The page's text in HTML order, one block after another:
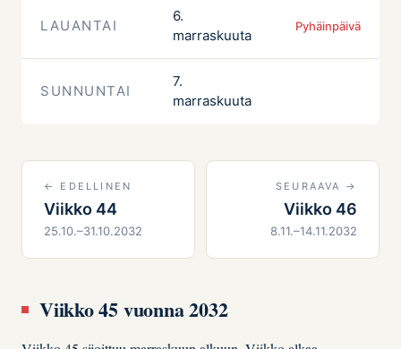
LAUANTAI
6.
marraskuuta
Pyhäinpäivä
SUNNUNTAI
7.
marraskuuta
← EDELLINEN
Viikko 44
25.10.–31.10.2032
SEURAAVA →
Viikko 46
8.11.–14.11.2032
Viikko 45 vuonna 2032